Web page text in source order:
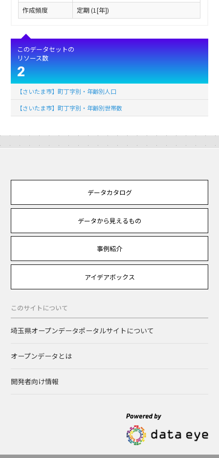
作成頻度
定期 (1[年])
このデータセットの
リソース数
2
【さいたま市】町丁字別・年齢別人口
【さいたま市】町丁字別・年齢別世帯数
データカタログ
データから見えるもの
事例紹介
アイデアボックス
このサイトについて
埼玉県オープンデータポータルサイトについて
オープンデータとは
開発者向け情報